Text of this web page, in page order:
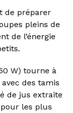
de préparer
pleins de
de l’énergie
W) tourne à
des tamis
de jus extraite
les plus